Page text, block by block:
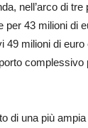
nell’arco di tre
per 43 milioni di
49 milioni di euro
di una più